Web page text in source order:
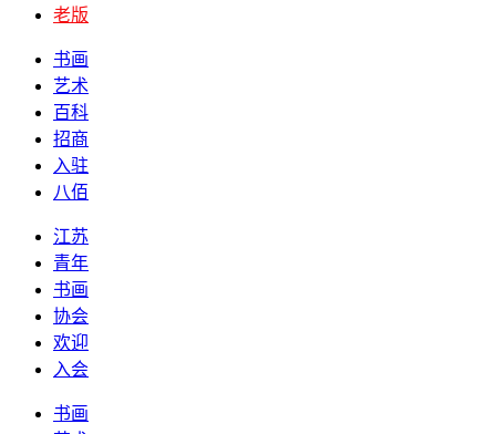
老版
书画
艺术
百科
招商
入驻
八佰
江苏
青年
书画
协会
欢迎
入会
书画